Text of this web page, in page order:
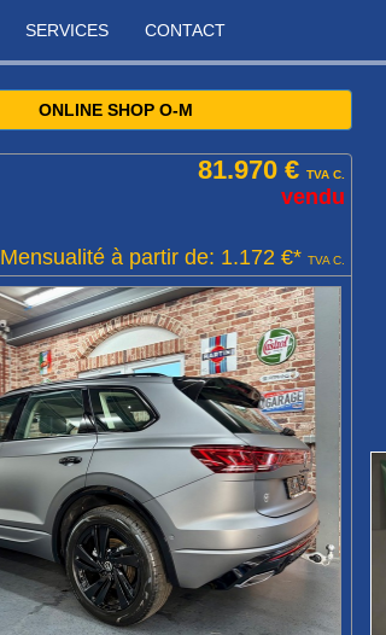
SERVICES CONTACT
ONLINE SHOP O-M
81.970 € TVA C.
vendu
Mensualité à partir de: 1.172 €* TVA C.